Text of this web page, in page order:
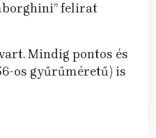
felirat
Mindig pontos és
os gyűrűméretű) is